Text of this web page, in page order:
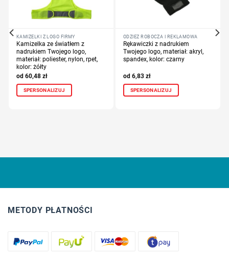
KAMIZELKI Z LOGO FIRMY
Kamizelka ze światłem z
nadrukiem Twojego logo,
materiał: poliester, nylon, rpet,
kolor: żółty
60,48 zł
SPERSONALIZUJ
ODZIEŻ ROBOCZA I REKLAMOWA
Rękawiczki z nadrukiem
Twojego logo, materiał: akryl,
spandex, kolor: czarny
6,83 zł
SPERSONALIZUJ
METODY PŁATNOŚCI